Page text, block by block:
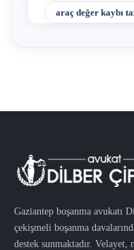
araç değer kaybı
Gaziantep boşanma avukatı
çekişmeli boşanma
destek sunmaktadır. Velayet,